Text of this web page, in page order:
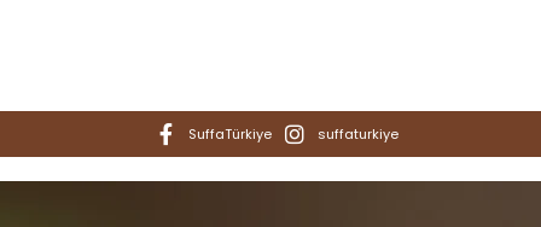
SuffaTürkiye suffaturkiye